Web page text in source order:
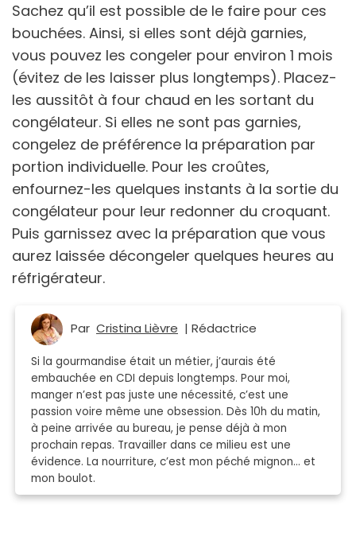
Sachez qu’il est possible de le faire pour ces
bouchées. Ainsi, si elles sont déjà garnies,
vous pouvez les congeler pour environ 1 mois
(évitez de les laisser plus longtemps). Placez-
les aussitôt à four chaud en les sortant du
congélateur. Si elles ne sont pas garnies,
congelez de préférence la préparation par
portion individuelle. Pour les croûtes,
enfournez-les quelques instants à la sortie du
congélateur pour leur redonner du croquant.
Puis garnissez avec la préparation que vous
aurez laissée décongeler quelques heures au
réfrigérateur.
Par Cristina Lièvre | Rédactrice
Si la gourmandise était un métier, j’aurais été
embauchée en CDI depuis longtemps. Pour moi,
manger n’est pas juste une nécessité, c’est une
passion voire même une obsession. Dès 10h du matin,
à peine arrivée au bureau, je pense déjà à mon
prochain repas. Travailler dans ce milieu est une
évidence. La nourriture, c’est mon péché mignon… et
mon boulot.